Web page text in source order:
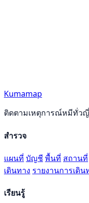
Kumamap
ติดตามเหตุการณ์หมีทั่ว
สำรวจ
แผนที่ บัญชี พื้นที่ สถานที่
เดินทาง รายงานการเดิน
เรียนรู้